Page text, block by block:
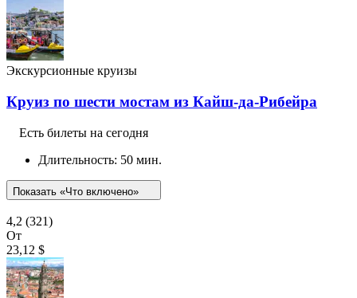
Экскурсионные круизы
Круиз по шести мостам из Кайш-да-Рибейра
Есть билеты на сегодня
Длительность: 50 мин.
Показать «Что включено»
4,2 (321)
От
23,12 $